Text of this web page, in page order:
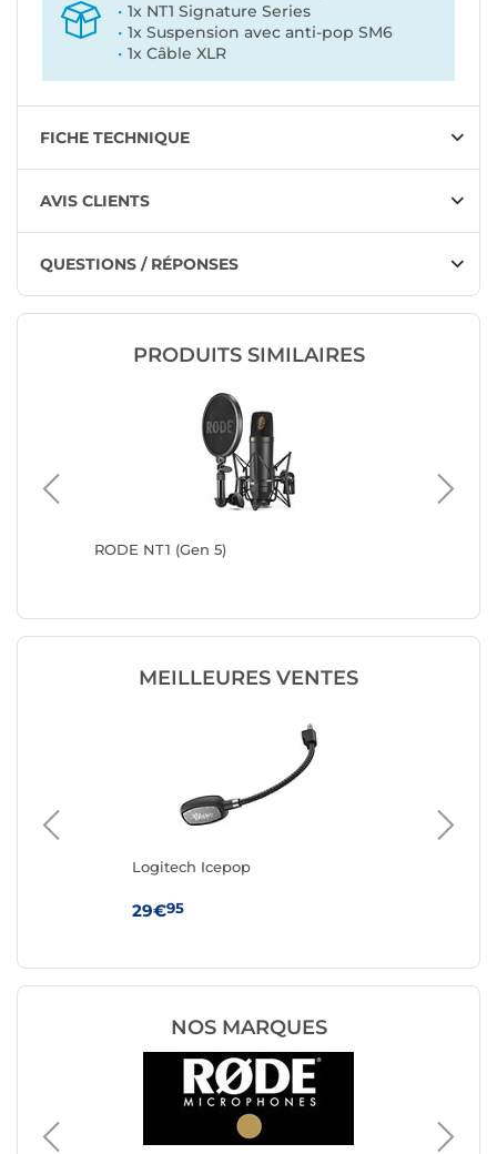
1x NT1 Signature Series
1x Suspension avec anti-pop SM6
1x Câble XLR
FICHE TECHNIQUE
AVIS CLIENTS
QUESTIONS / RÉPONSES
PRODUITS SIMILAIRES
RODE NT1 (Gen 5)
MEILLEURES VENTES
Logitech Icepop
29€95
NOS MARQUES